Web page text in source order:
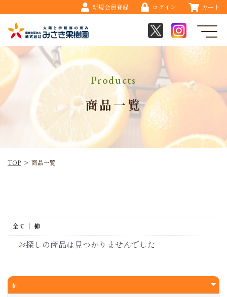
新規会員登録 ログイン カート
Products
商品一覧
TOP > 商品一覧
全て | 柿
お探しの商品は見つかりませんでした